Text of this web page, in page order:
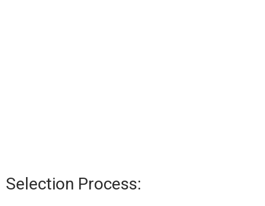
Selection Process: